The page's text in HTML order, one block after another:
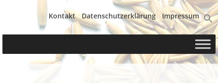
Kontakt Datenschutzerklärung Impressum